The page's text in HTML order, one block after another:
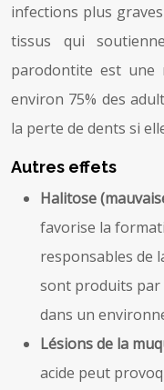
infections plus
tissus qui
parodontite est une
environ 75% des
la perte de dents si
Autres effets
Halitose
favorise la
responsables de
sont produits par
dans un
Lésions de la
acide peut